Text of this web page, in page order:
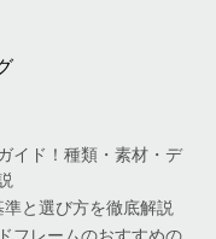
イド！種類・素材・デ
と選び方を徹底解説